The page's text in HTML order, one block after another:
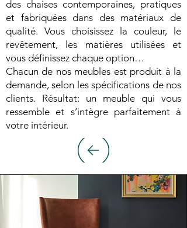
des chaises contemporaines, pratiques
et fabriquées dans des matériaux de
qualité. Vous choisissez la couleur, le
revêtement, les matières utilisées et
vous définissez chaque option…
Chacun de nos meubles est produit à la
demande, selon les spécifications de nos
clients. Résultat: un meuble qui vous
ressemble et s’intègre parfaitement à
votre intérieur.